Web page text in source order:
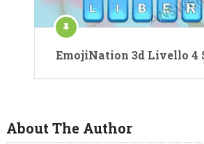
EmojiNation 3d Livello 4
About The Author